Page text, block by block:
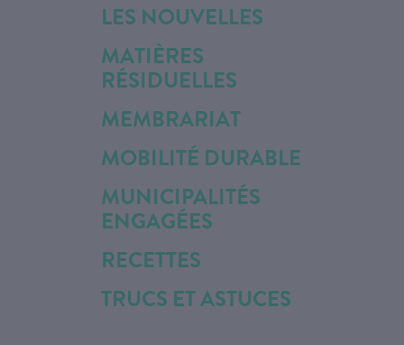
LES NOUVELLES
MATIÈRES
RÉSIDUELLES
MEMBRARIAT
MOBILITÉ DURABLE
MUNICIPALITÉS
ENGAGÉES
RECETTES
TRUCS ET ASTUCES